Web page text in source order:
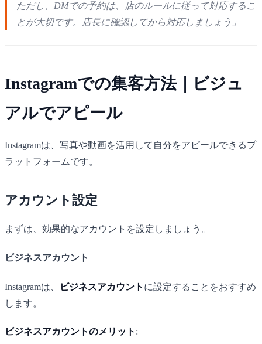
ただし、DMでの予約は、店のルールに従って対応するこ
とが大切です。店長に確認してから対応しましょう」
Instagramでの集客方法｜ビジュ
アルでアピール
Instagramは、写真や動画を活用して自分をアピールできるプ
ラットフォームです。
アカウント設定
まずは、効果的なアカウントを設定しましょう。
ビジネスアカウント
Instagramは、 ビジネスアカウント に設定することをおすすめ
します。
ビジネスアカウントのメリット :